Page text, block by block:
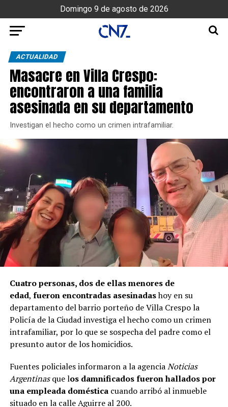
Domingo 9 de agosto de 2026
ACTUALIDAD
Masacre en Villa Crespo:
encontraron a una familia
asesinada en su departamento
Investigan el hecho como un crimen intrafamiliar.
Cuatro personas, dos de ellas menores de
edad, fueron encontradas asesinadashoy en su
departamento del barrio porteño de Villa Crespo la
Policía de la Ciudad investiga el hecho como un crimen
intrafamiliar, por lo que se sospecha del padre como el
presunto autor de los homicidios.
Fuentes policiales informaron a la agenciaNoticias
Argentinasque los damnificados fueron hallados por
una empleada domésticacuando arribó al inmueble
situado en la calle Aguirre al 200.